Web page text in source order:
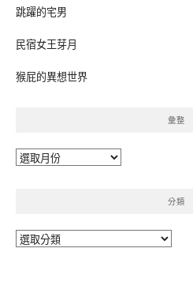
跳躍的宅男
民宿女王芽月
猴屁的異想世界
彙整
彙
分類
分